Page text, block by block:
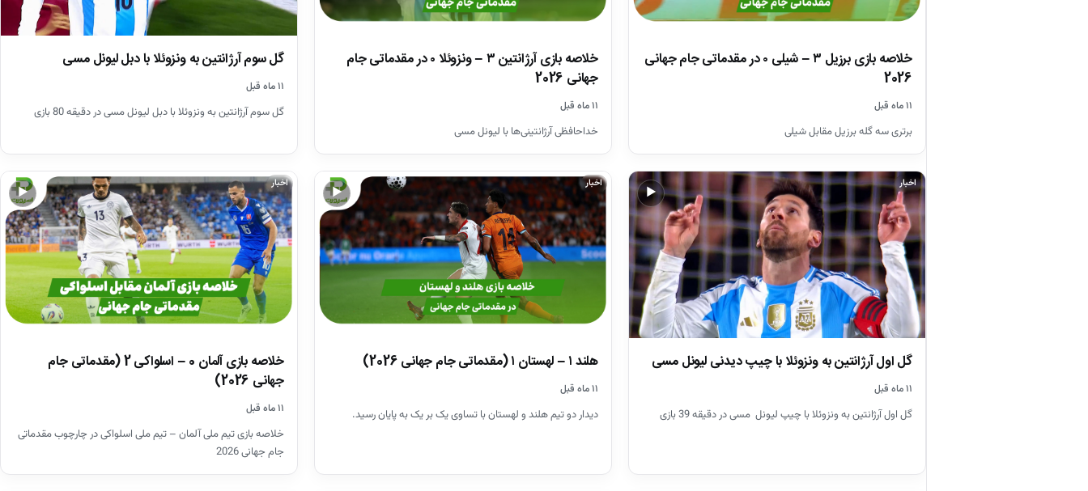
خلاصه بازی برزیل ۳ – شیلی ۰ در مقدماتی جام جهانی
2026
۱۱ ماه قبل
برتری سه گله برزیل مقابل شیلی
خلاصه بازی آرژانتین ۳ – ونزوئلا ۰ در مقدماتی جام
جهانی 2026
۱۱ ماه قبل
خداحافظی آرژانتینی‌ها با لیونل مسی
گل سوم آرژانتین به ونزوئلا با دبل لیونل مسی
۱۱ ماه قبل
گل سوم آرژانتین به ونزوئلا با دبل لیونل مسی در دقیقه 80 بازی
▶
اخبار
گل اول آرژانتین به ونزوئلا با چیپ دیدنی لیونل مسی
۱۱ ماه قبل
گل اول آرژانتین به ونزوئلا با چیپ لیونل مسی در دقیقه 39 بازی
▶
اخبار
هلند ۱ – لهستان ۱ (مقدماتی جام جهانی 2026)
۱۱ ماه قبل
دیدار دو تیم هلند و لهستان با تساوی یک بر یک به پایان رسید.
▶
اخبار
خلاصه بازی آلمان 0 – اسلواکی 2 (مقدماتی جام
جهانی 2026)
۱۱ ماه قبل
خلاصه بازی تیم ملی آلمان – تیم ملی اسلواکی در چارچوب مقدماتی
جام جهانی 2026